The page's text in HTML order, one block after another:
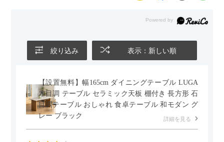
絞り込み 表示：新しい順
【設置無料】幅165cm ダイニングテーブル LUGA
木目調 テーブル セラミック天板 棚付き 長方形 石
目調テーブル おしゃれ 食卓テーブル 和モダン グ
レー ブラック
詳細を見る